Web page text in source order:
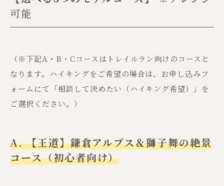
可能
（※下記A・B・Cコースはトレイルラン向けのコースと
なります。ハイキングをご希望の場合は、お申し込みフ
ォームにて「相談して決めたい（ハイキング希望）」を
ご選択ください。）
A. 【王道】鎌倉アルプス＆獅子舞の絶景
コース（初心者向け）